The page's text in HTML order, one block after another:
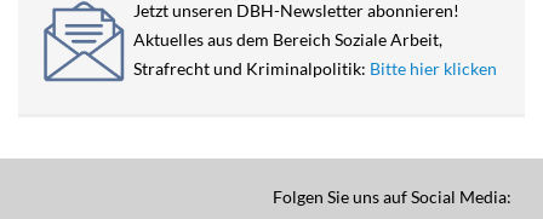
Jetzt unseren DBH-Newsletter abonnieren!
Aktuelles aus dem Bereich Soziale Arbeit,
Strafrecht und Kriminalpolitik: Bitte hier klicken
Folgen Sie uns auf Social Media: